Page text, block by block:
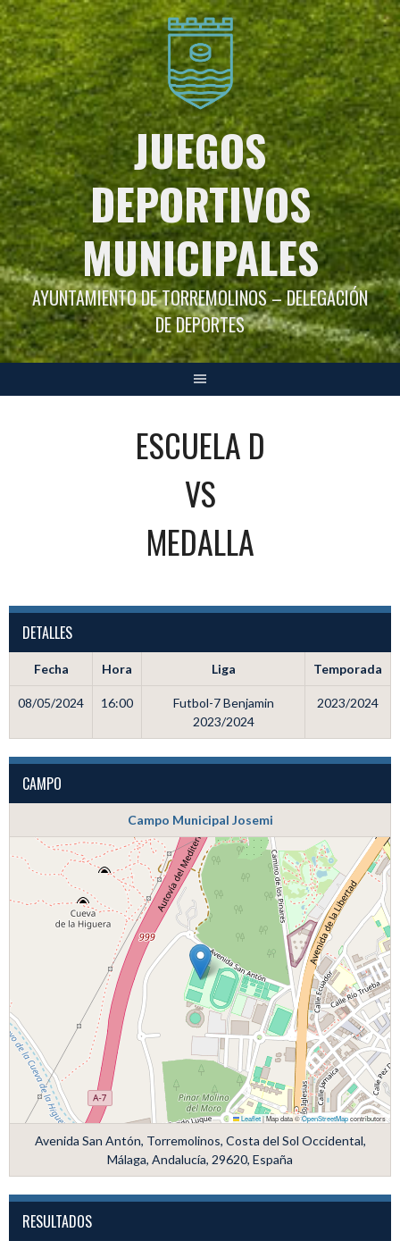
Saltar
al
contenido
JUEGOS
DEPORTIVOS
MUNICIPALES
AYUNTAMIENTO DE TORREMOLINOS – DELEGACIÓN
DE DEPORTES
ESCUELA D
VS
MEDALLA
DETALLES
Fecha Hora Liga Temporada
08/05/2024 16:00
Futbol-7 Benjamin
2023/2024
2023/2024
CAMPO
Campo Municipal Josemi
Leaflet|Map data ©OpenStreetMapcontributors
Avenida San Antón, Torremolinos, Costa del Sol Occidental,
Málaga, Andalucía, 29620, España
RESULTADOS